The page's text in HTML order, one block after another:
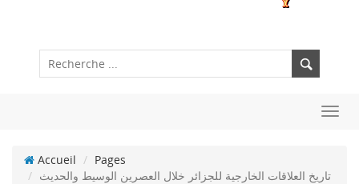
Accueil
Pages
تاريخ العلاقات الخارجية للجزائر خلال العصرين الوسيط والحديث